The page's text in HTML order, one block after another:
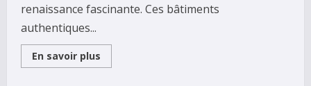
renaissance fascinante. Ces bâtiments
authentiques...
En savoir plus
more